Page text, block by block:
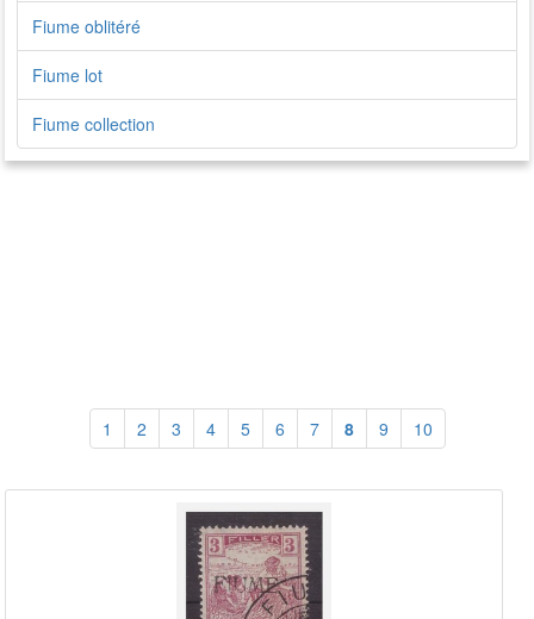
Fiume oblitéré
Fiume lot
Fiume collection
1 2 3 4 5 6 7 8 9 10